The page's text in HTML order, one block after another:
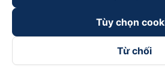
Tùy chọn
Từ chối